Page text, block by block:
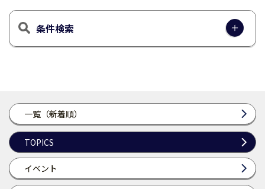
一覧（新着順）
TOPICS
イベント
条件検索